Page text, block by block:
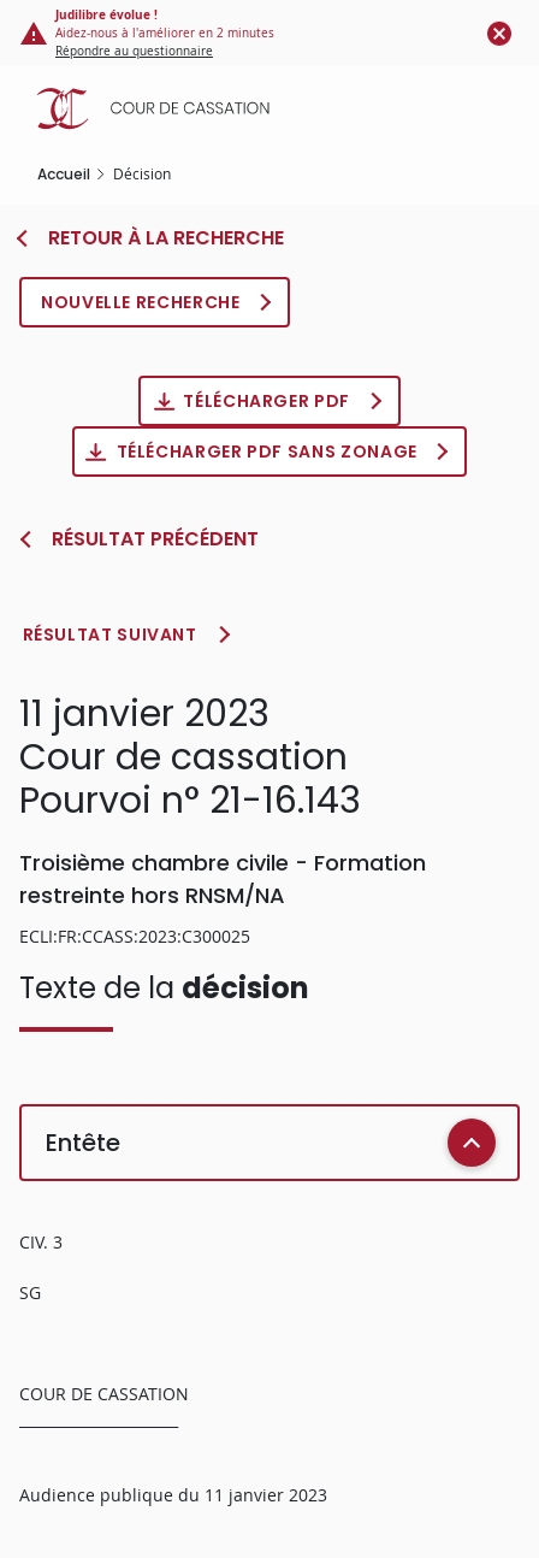
Panneau de gestion des cookies
contenu
principal
Judilibre évolue !
Aidez-nous à l'améliorer en 2 minutes
Répondre au questionnaire
Accueil Décision
RETOUR À LA RECHERCHE
NOUVELLE RECHERCHE
TÉLÉCHARGER PDF
TÉLÉCHARGER PDF SANS ZONAGE
RÉSULTAT PRÉCÉDENT
RÉSULTAT SUIVANT
11 janvier 2023
Cour de cassation
Pourvoi n° 21-16.143
Troisième chambre civile - Formation
restreinte hors RNSM/NA
ECLI:FR:CCASS:2023:C300025
Texte de la décision
Entête
CIV. 3
SG
COUR DE CASSATION
Audience publique du 11 janvier 2023